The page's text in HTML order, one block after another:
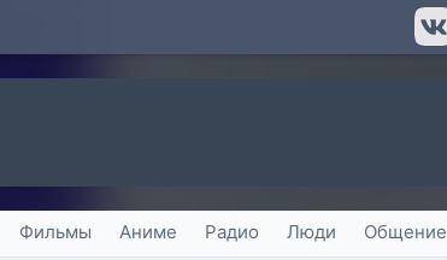
Фильмы Аниме Радио Люди Общение